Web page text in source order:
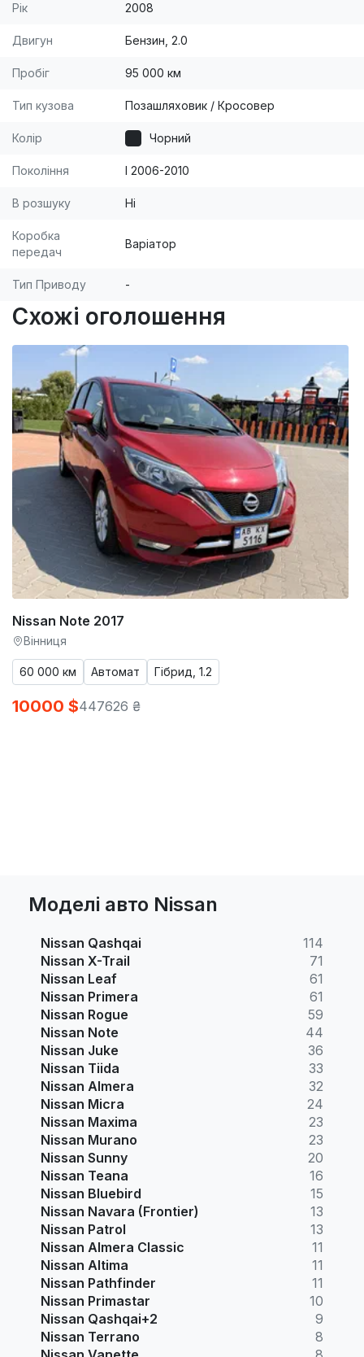
Рік 2008
Двигун Бензин, 2.0
Пробіг 95 000 км
Тип кузова Позашляховик / Кросовер
Колір Чорний
Покоління I 2006-2010
В розшуку Ні
Коробка
передач
Варіатор
Тип Приводу -
Схожі оголошення
Nissan Note 2017
Вінниця
60 000 км Автомат Гібрид, 1.2
10000 $447626 ₴
Моделі авто Nissan
Nissan Qashqai
114
Nissan X-Trail
71
Nissan Leaf
61
Nissan Primera
61
Nissan Rogue
59
Nissan Note
44
Nissan Juke
36
Nissan Tiida
33
Nissan Almera
32
Nissan Micra
24
Nissan Maxima
23
Nissan Murano
23
Nissan Sunny
20
Nissan Teana
16
Nissan Bluebird
15
Nissan Navara (Frontier)
13
Nissan Patrol
13
Nissan Almera Classic
11
Nissan Altima
11
Nissan Pathfinder
11
Nissan Primastar
10
Nissan Qashqai+2
9
Nissan Terrano
8